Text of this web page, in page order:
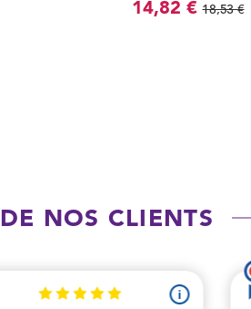
14,82 € 18,53 €
NOS CLIENTS